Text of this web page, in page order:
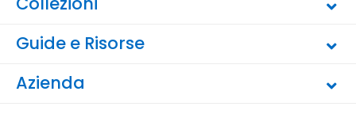
Guide e Risorse
Azienda